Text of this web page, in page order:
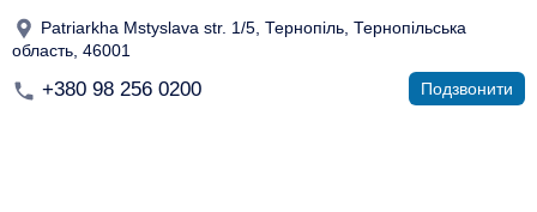
Patriarkha Mstyslava str. 1/5, Тернопіль, Тернопільська
область, 46001
+380 98 256 0200 Подзвонити